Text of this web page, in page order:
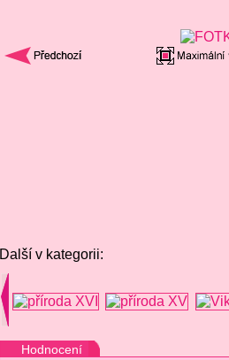
Další v kategorii:
Hodnocení